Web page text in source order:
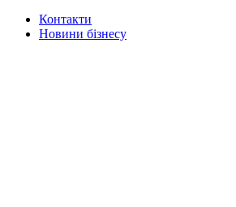
Контакти
Новини бізнесу